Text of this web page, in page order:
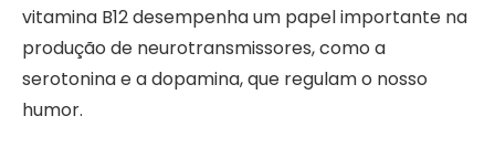
vitamina B12 desempenha um papel importante na
produção de neurotransmissores, como a
serotonina e a dopamina, que regulam o nosso
humor.